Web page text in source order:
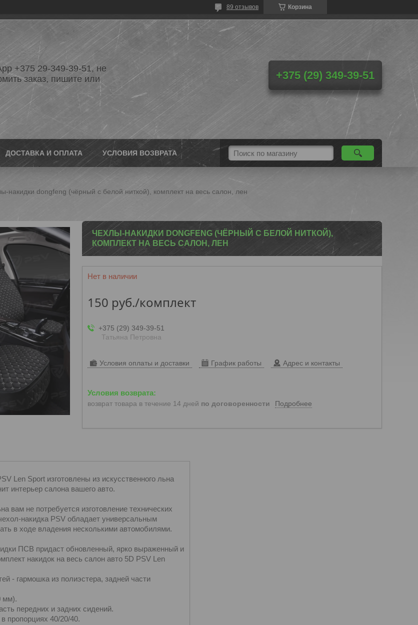
Корзина
89 отзывов
+375 29-349-39-51, не
заказ, пишите или
+375 (29) 349-39-51
ДОСТАВКА И ОПЛАТА УСЛОВИЯ ВОЗВРАТА
накидки dongfeng (чёрный с белой ниткой), комплект на весь салон, лен
ЧЕХЛЫ-НАКИДКИ DONGFENG (ЧЁРНЫЙ С БЕЛОЙ НИТКОЙ),
КОМПЛЕКТ НА ВЕСЬ САЛОН, ЛЕН
Нет в наличии
150 руб./комплект
+375 (29) 349-39-51
Татьяна Петровна
Условия оплаты и доставки График работы Адрес и контакты
возврат товара в течение 14 дней по договоренности Подробнее
Len Sport изготовлены из искусственного льна
интерьер салона вашего авто.
вам не потребуется изготовление технических
накидка PSV обладает универсальным
в ходе владения несколькими автомобилями.
ПСВ придаст обновленный, ярко выраженный и
накидок на весь салон авто 5D PSV Len
- гармошка из полиэстера, задней части
мм).
передних и задних сидений.
пропорциях 40/20/40.